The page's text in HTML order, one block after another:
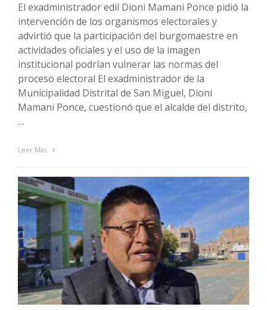
El exadministrador edil Dioni Mamani Ponce pidió la
intervención de los organismos electorales y
advirtió que la participación del burgomaestre en
actividades oficiales y el uso de la imagen
institucional podrían vulnerar las normas del
proceso electoral El exadministrador de la
Municipalidad Distrital de San Miguel, Dioni
Mamani Ponce, cuestionó que el alcalde del distrito,
…
Leer Más